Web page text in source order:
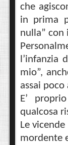
che
in prima
nulla” con
l’infanzia
mio”,
assai
E’
qualcosa
Le
mordente